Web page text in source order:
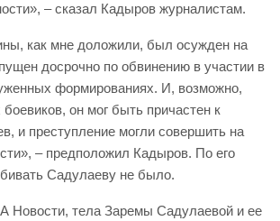
– сказал Кадыров журналистам.
как мне доложили, был осужден на
досрочно по обвинению в участии в
формированиях. И, возможно,
он мог быть причастен к
и преступление могли совершить на
– предположил Кадыров. По его
Садулаеву не было.
Новости, тела Заремы Садулаевой и ее